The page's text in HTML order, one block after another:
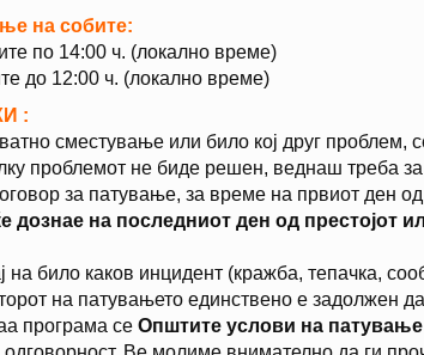
на собите:
по 14:00 ч. (локално време)
до 12:00 ч. (локално време)
:
сместување или било кој друг
проблемот не биде решен, веднаш треба за
за патување, за време на првиот ден
дознае на последниот ден од
на било каков инцидент (кражба, тепачка,
на патувањето единствено е
програма се Општите услови на патување